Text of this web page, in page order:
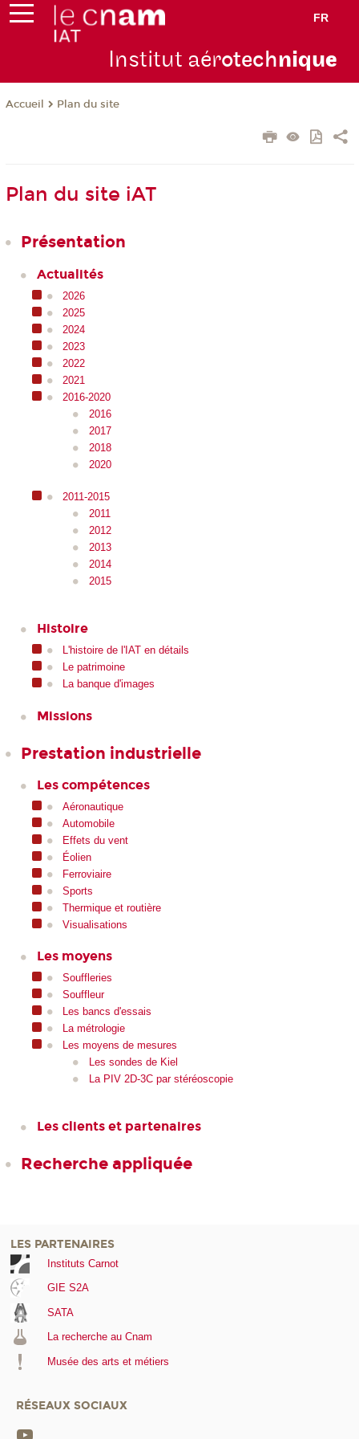
FR
Institut aérotechnique
Accueil Plan du site
Plan du site iAT
Présentation
Actualités
2026
2025
2024
2023
2022
2021
2016-2020
2016
2017
2018
2020
2011-2015
2011
2012
2013
2014
2015
Histoire
L'histoire de l'IAT en détails
Le patrimoine
La banque d'images
Missions
Prestation industrielle
Les compétences
Aéronautique
Automobile
Effets du vent
Éolien
Ferroviaire
Sports
Thermique et routière
Visualisations
Les moyens
Souffleries
Souffleur
Les bancs d'essais
La métrologie
Les moyens de mesures
Les sondes de Kiel
La PIV 2D-3C par stéréoscopie
Les clients et partenaires
Recherche appliquée
LES PARTENAIRES
Instituts Carnot
GIE S2A
SATA
La recherche au Cnam
Musée des arts et métiers
RÉSEAUX SOCIAUX